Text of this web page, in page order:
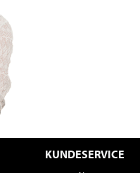
KUNDESERVICE